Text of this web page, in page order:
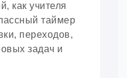
как учителя
таймер
переходов,
задач и